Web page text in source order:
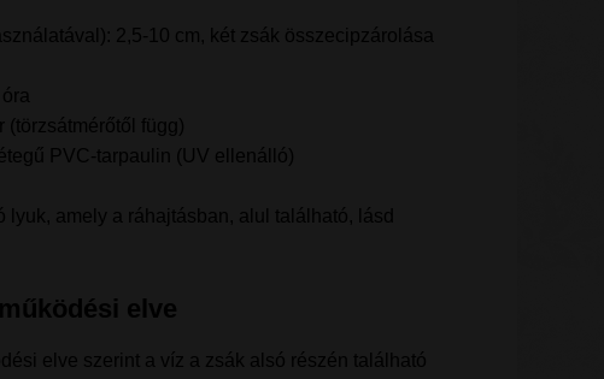
2,5-10 cm, két zsák összecipzárolása
(törzsátmérőtől függ)
PVC-tarpaulin (UV ellenálló)
lyuk, amely a ráhajtásban, alul található, lásd
elve
elve szerint a víz a zsák alsó részén található